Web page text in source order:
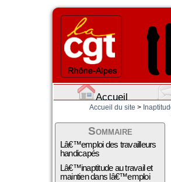
Accueil
Accueil du site >
Sommaire
Lâ€™emploi des travailleurs
handicapés
Lâ€™inaptitude au travail et
maintien dans lâ€™emploi